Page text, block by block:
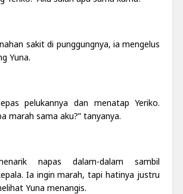
sakit di punggungnya, ia mengelus
Yuna.
pelukannya dan menatap Yeriko.
marah sama aku?” tanyanya.
napas dalam-dalam sambil
Ia ingin marah, tapi hatinya justru
Yuna menangis.